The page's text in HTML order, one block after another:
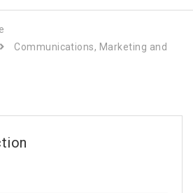
Communications, Marketing and